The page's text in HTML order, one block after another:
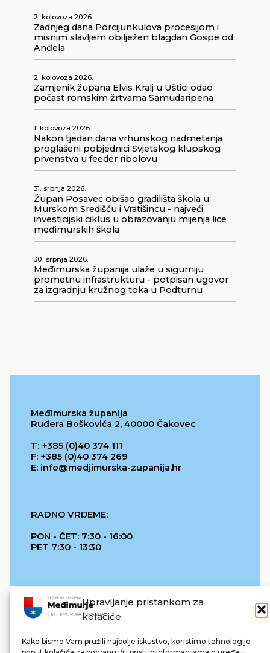
Upravljanje pristankom za
kolačiće
Kako bismo Vam pružili najbolje iskustvo, koristimo tehnologije
2. kolovoza 2026.
Zadnjeg dana Porcijunkulova procesijom i
misnim slavljem obilježen blagdan Gospe od
Anđela
2. kolovoza 2026.
Zamjenik župana Elvis Kralj u Uštici odao
počast romskim žrtvama Samudaripena
1. kolovoza 2026.
Nakon tjedan dana vrhunskog nadmetanja
proglašeni pobjednici Svjetskog klupskog
prvenstva u feeder ribolovu
31. srpnja 2026.
Župan Posavec obišao gradilišta škola u
Murskom Središću i Vratišincu - najveći
investicijski ciklus u obrazovanju mijenja lice
međimurskih škola
30. srpnja 2026.
Međimurska županija ulaže u sigurniju
prometnu infrastrukturu - potpisan ugovor
za izgradnju kružnog toka u Podturnu
Međimurska županija
Ruđera Boškovića 2, 40000 Čakovec
T: +385 (0)40 374 111
F: +385 (0)40 374 269
E: info@medjimurska-zupanija.hr
RADNO VRIJEME:
PON - ČET: 7:30 - 16:00
PET 7:30 - 13:30